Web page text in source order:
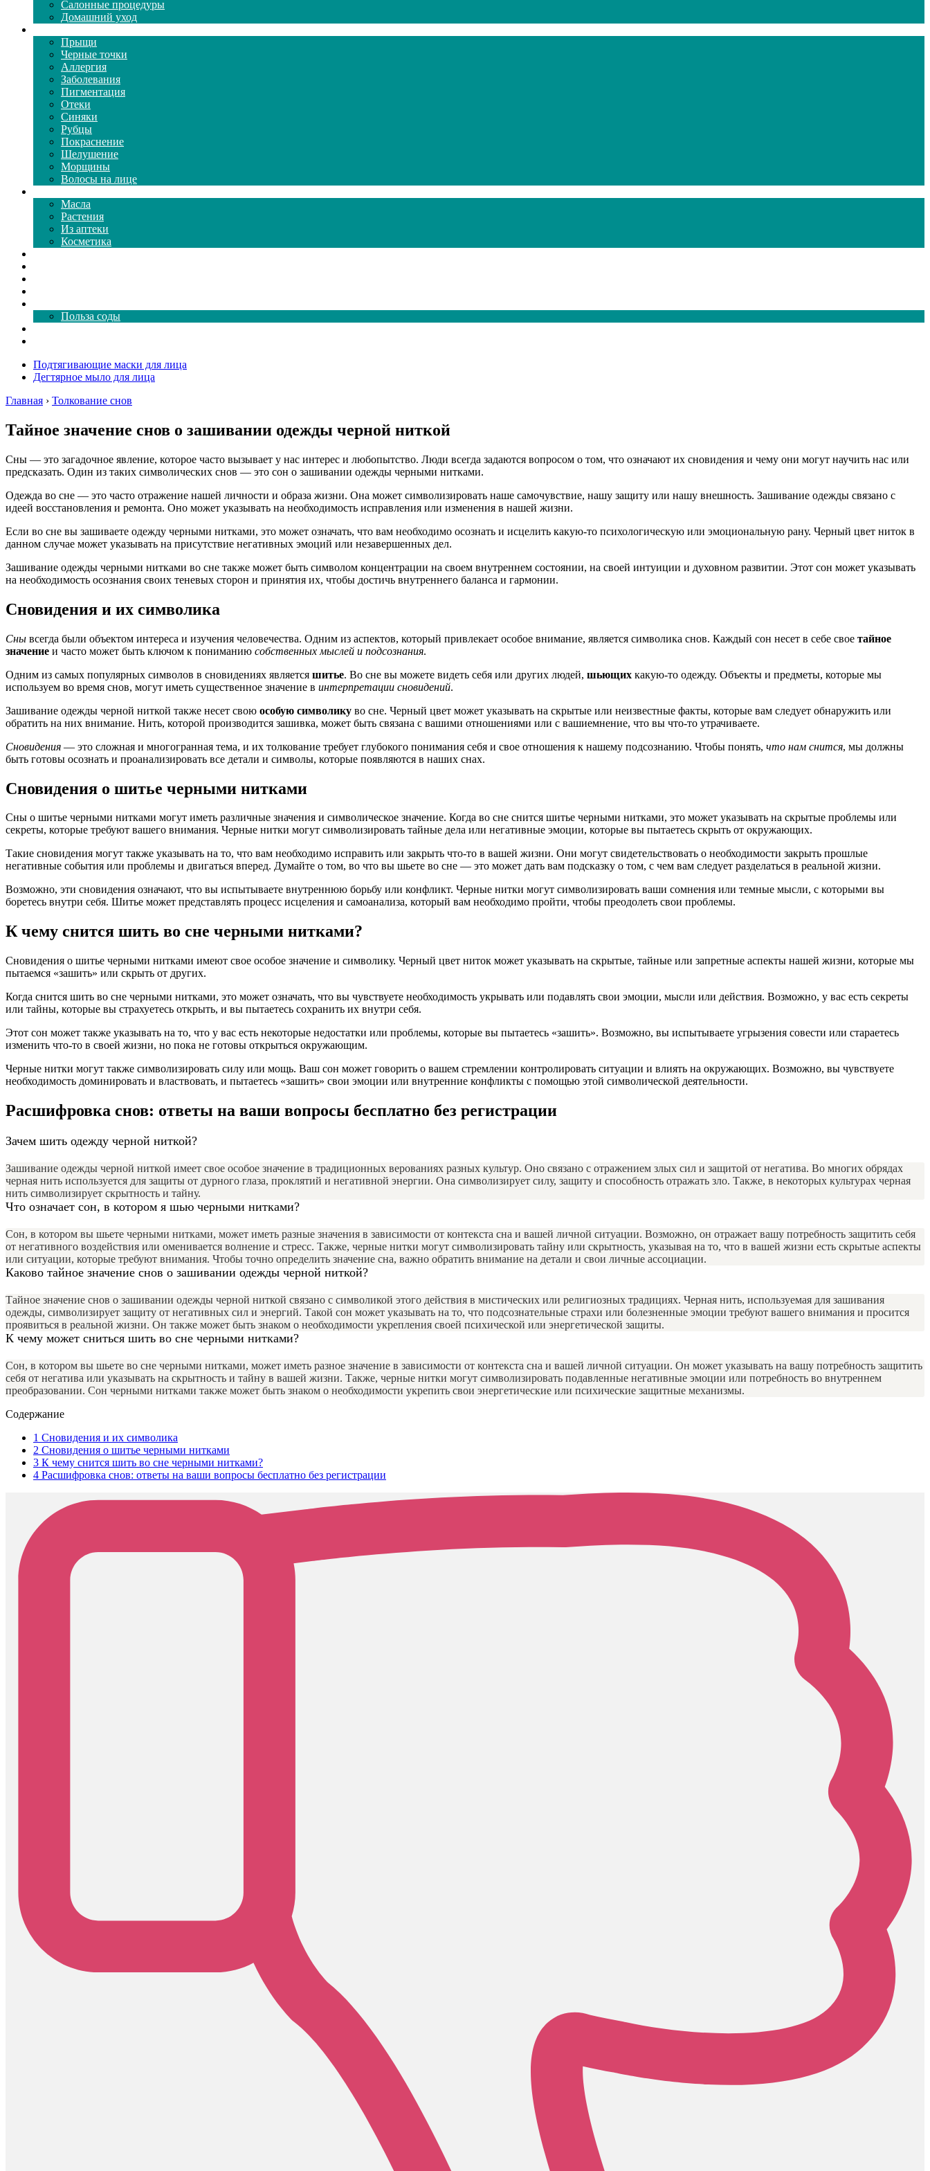
Салонные процедуры
Домашний уход
Прыщи
Черные точки
Аллергия
Заболевания
Пигментация
Отеки
Синяки
Рубцы
Покраснение
Шелушение
Морщины
Волосы на лице
Масла
Растения
Из аптеки
Косметика
Польза соды
Подтягивающие маски для лица
Дегтярное мыло для лица
Главная › Толкование снов
Тайное значение снов о зашивании одежды черной ниткой
Сны — это загадочное явление, которое часто вызывает у нас интерес и любопытство. Люди всегда задаются вопросом о том, что означают их сновидения и чему они могут научить нас или
предсказать. Один из таких символических снов — это сон о зашивании одежды черными нитками.
Одежда во сне — это часто отражение нашей личности и образа жизни. Она может символизировать наше самочувствие, нашу защиту или нашу внешность. Зашивание одежды связано с
идеей восстановления и ремонта. Оно может указывать на необходимость исправления или изменения в нашей жизни.
Если во сне вы зашиваете одежду черными нитками, это может означать, что вам необходимо осознать и исцелить какую-то психологическую или эмоциональную рану. Черный цвет ниток в
данном случае может указывать на присутствие негативных эмоций или незавершенных дел.
Зашивание одежды черными нитками во сне также может быть символом концентрации на своем внутреннем состоянии, на своей интуиции и духовном развитии. Этот сон может указывать
на необходимость осознания своих теневых сторон и принятия их, чтобы достичь внутреннего баланса и гармонии.
Сновидения и их символика
Сны всегда были объектом интереса и изучения человечества. Одним из аспектов, который привлекает особое внимание, является символика снов. Каждый сон несет в себе свое тайное
значение и часто может быть ключом к пониманию собственных мыслей и подсознания.
Одним из самых популярных символов в сновидениях является шитье. Во сне вы можете видеть себя или других людей, шьющих какую-то одежду. Объекты и предметы, которые мы
используем во время снов, могут иметь существенное значение в интерпретации сновидений.
Зашивание одежды черной ниткой также несет свою особую символику во сне. Черный цвет может указывать на скрытые или неизвестные факты, которые вам следует обнаружить или
обратить на них внимание. Нить, которой производится зашивка, может быть связана с вашими отношениями или с вашиемнение, что вы что-то утрачиваете.
Сновидения — это сложная и многогранная тема, и их толкование требует глубокого понимания себя и свое отношения к нашему подсознанию. Чтобы понять, что нам снится, мы должны
быть готовы осознать и проанализировать все детали и символы, которые появляются в наших снах.
Сновидения о шитье черными нитками
Сны о шитье черными нитками могут иметь различные значения и символическое значение. Когда во сне снится шитье черными нитками, это может указывать на скрытые проблемы или
секреты, которые требуют вашего внимания. Черные нитки могут символизировать тайные дела или негативные эмоции, которые вы пытаетесь скрыть от окружающих.
Такие сновидения могут также указывать на то, что вам необходимо исправить или закрыть что-то в вашей жизни. Они могут свидетельствовать о необходимости закрыть прошлые
негативные события или проблемы и двигаться вперед. Думайте о том, во что вы шьете во сне — это может дать вам подсказку о том, с чем вам следует разделаться в реальной жизни.
Возможно, эти сновидения означают, что вы испытываете внутреннюю борьбу или конфликт. Черные нитки могут символизировать ваши сомнения или темные мысли, с которыми вы
боретесь внутри себя. Шитье может представлять процесс исцеления и самоанализа, который вам необходимо пройти, чтобы преодолеть свои проблемы.
К чему снится шить во сне черными нитками?
Сновидения о шитье черными нитками имеют свое особое значение и символику. Черный цвет ниток может указывать на скрытые, тайные или запретные аспекты нашей жизни, которые мы
пытаемся «зашить» или скрыть от других.
Когда снится шить во сне черными нитками, это может означать, что вы чувствуете необходимость укрывать или подавлять свои эмоции, мысли или действия. Возможно, у вас есть секреты
или тайны, которые вы страхуетесь открыть, и вы пытаетесь сохранить их внутри себя.
Этот сон может также указывать на то, что у вас есть некоторые недостатки или проблемы, которые вы пытаетесь «зашить». Возможно, вы испытываете угрызения совести или стараетесь
изменить что-то в своей жизни, но пока не готовы открыться окружающим.
Черные нитки могут также символизировать силу или мощь. Ваш сон может говорить о вашем стремлении контролировать ситуации и влиять на окружающих. Возможно, вы чувствуете
необходимость доминировать и властвовать, и пытаетесь «зашить» свои эмоции или внутренние конфликты с помощью этой символической деятельности.
Расшифровка снов: ответы на ваши вопросы бесплатно без регистрации
Зачем шить одежду черной ниткой?
Зашивание одежды черной ниткой имеет свое особое значение в традиционных верованиях разных культур. Оно связано с отражением злых сил и защитой от негатива. Во многих обрядах
черная нить используется для защиты от дурного глаза, проклятий и негативной энергии. Она символизирует силу, защиту и способность отражать зло. Также, в некоторых культурах черная
нить символизирует скрытность и тайну.
Что означает сон, в котором я шью черными нитками?
Сон, в котором вы шьете черными нитками, может иметь разные значения в зависимости от контекста сна и вашей личной ситуации. Возможно, он отражает вашу потребность защитить себя
от негативного воздействия или оменивается волнение и стресс. Также, черные нитки могут символизировать тайну или скрытность, указывая на то, что в вашей жизни есть скрытые аспекты
или ситуации, которые требуют внимания. Чтобы точно определить значение сна, важно обратить внимание на детали и свои личные ассоциации.
Каково тайное значение снов о зашивании одежды черной ниткой?
Тайное значение снов о зашивании одежды черной ниткой связано с символикой этого действия в мистических или религиозных традициях. Черная нить, используемая для зашивания
одежды, символизирует защиту от негативных сил и энергий. Такой сон может указывать на то, что подсознательные страхи или болезненные эмоции требуют вашего внимания и просится
проявиться в реальной жизни. Он также может быть знаком о необходимости укрепления своей психической или энергетической защиты.
К чему может сниться шить во сне черными нитками?
Сон, в котором вы шьете во сне черными нитками, может иметь разное значение в зависимости от контекста сна и вашей личной ситуации. Он может указывать на вашу потребность защитить
себя от негатива или указывать на скрытность и тайну в вашей жизни. Также, черные нитки могут символизировать подавленные негативные эмоции или потребность во внутреннем
преобразовании. Сон черными нитками также может быть знаком о необходимости укрепить свои энергетические или психические защитные механизмы.
Содержание
1 Сновидения и их символика
2 Сновидения о шитье черными нитками
3 К чему снится шить во сне черными нитками?
4 Расшифровка снов: ответы на ваши вопросы бесплатно без регистрации